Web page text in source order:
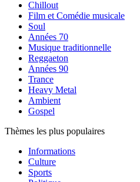
Chillout
Film et Comédie musicale
Soul
Années 70
Musique traditionnelle
Reggaeton
Années 90
Trance
Heavy Metal
Ambient
Gospel
Thèmes les plus populaires
Informations
Culture
Sports